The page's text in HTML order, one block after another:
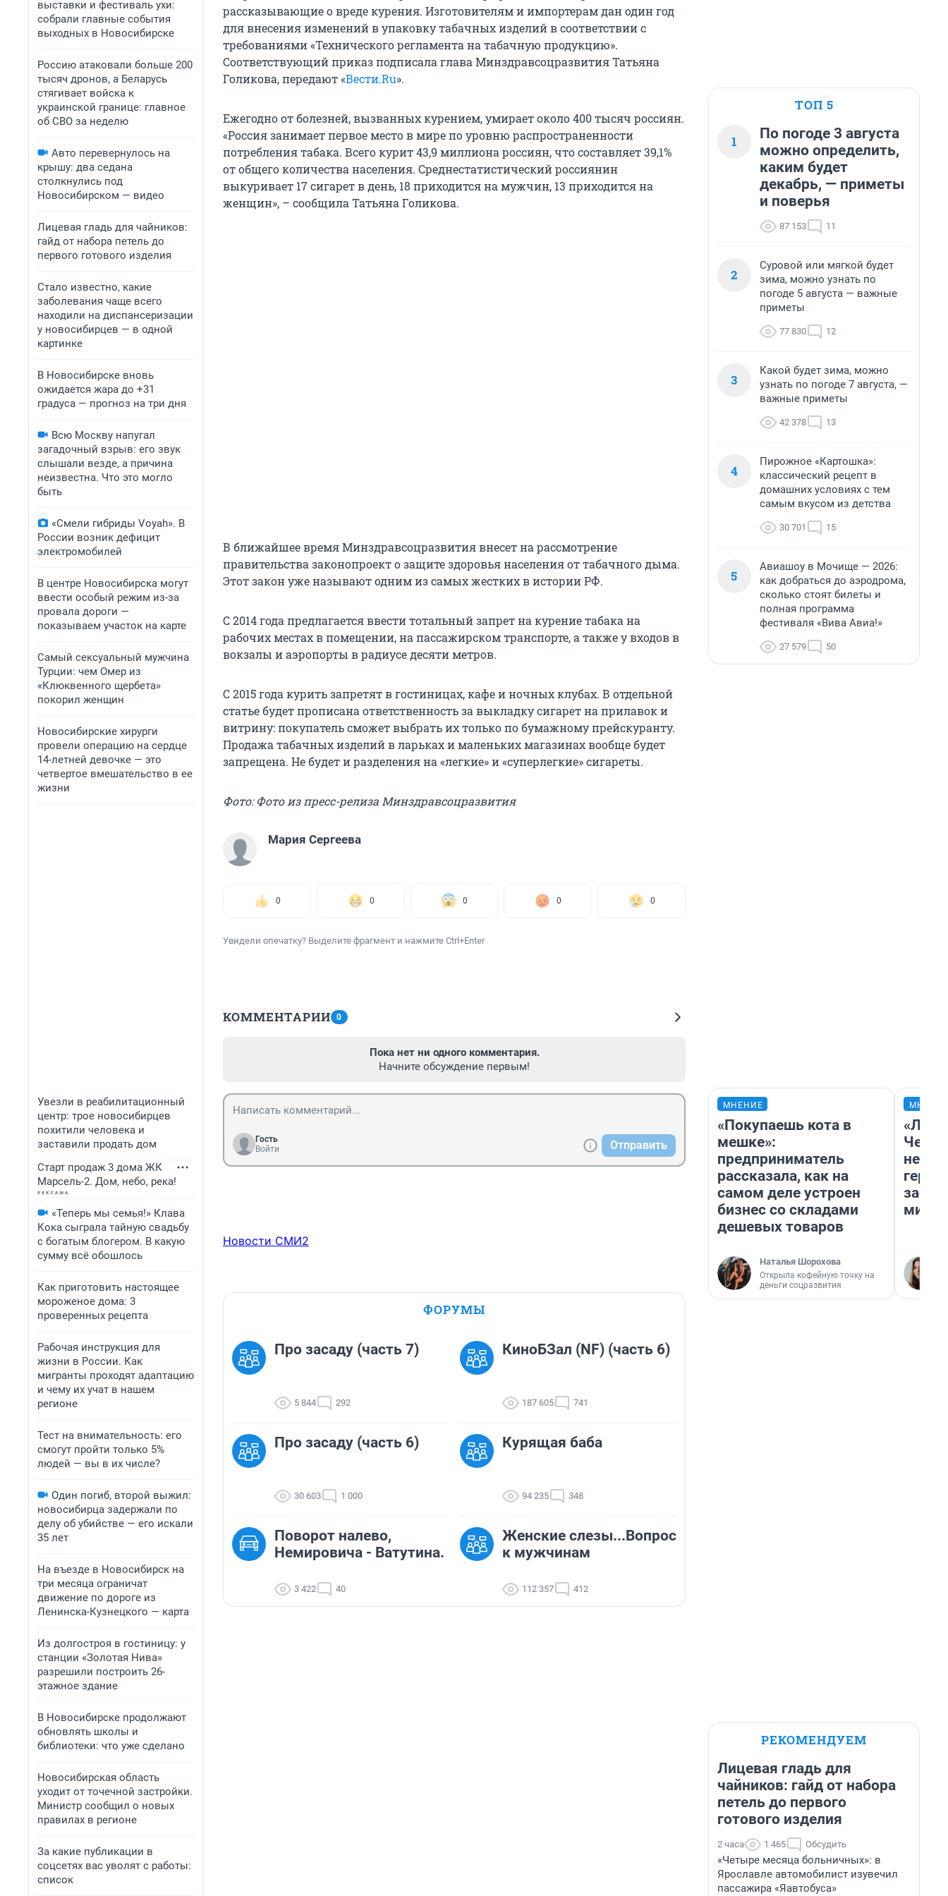
выставки и фестиваль ухи:
собрали главные события
выходных в Новосибирске
Россию атаковали больше 200
тысяч дронов, а Беларусь
стягивает войска к
украинской границе: главное
об СВО за неделю
Авто перевернулось на
крышу: два седана
столкнулись под
Новосибирском — видео
Лицевая гладь для чайников:
гайд от набора петель до
первого готового изделия
Стало известно, какие
заболевания чаще всего
находили на диспансеризации
у новосибирцев — в одной
картинке
В Новосибирске вновь
ожидается жара до +31
градуса — прогноз на три дня
Всю Москву напугал
загадочный взрыв: его звук
слышали везде, а причина
неизвестна. Что это могло
быть
«Смели гибриды Voyah». В
России возник дефицит
электромобилей
В центре Новосибирска могут
ввести особый режим из-за
провала дороги —
показываем участок на карте
Самый сексуальный мужчина
Турции: чем Омер из
«Клюквенного щербета»
покорил женщин
Новосибирские хирурги
провели операцию на сердце
14-летней девочке — это
четвертое вмешательство в ее
жизни
Увезли в реабилитационный
центр: трое новосибирцев
похитили человека и
заставили продать дом
Старт продаж 3 дома ЖК
Марсель-2. Дом, небо, река!
«Теперь мы семья!» Клава
Кока сыграла тайную свадьбу
с богатым блогером. В какую
сумму всё обошлось
Как приготовить настоящее
мороженое дома: 3
проверенных рецепта
Рабочая инструкция для
жизни в России. Как
мигранты проходят адаптацию
и чему их учат в нашем
регионе
Тест на внимательность: его
смогут пройти только 5%
людей — вы в их числе?
Один погиб, второй выжил:
новосибирца задержали по
делу об убийстве — его искали
35 лет
На въезде в Новосибирск на
три месяца ограничат
движение по дороге из
Ленинска-Кузнецкого — карта
Из долгостроя в гостиницу: у
станции «Золотая Нива»
разрешили построить 26-
этажное здание
В Новосибирске продолжают
обновлять школы и
библиотеки: что уже сделано
Новосибирская область
уходит от точечной застройки.
Министр сообщил о новых
правилах в регионе
За какие публикации в
соцсетях вас уволят с работы:
список
рассказывающие о вреде курения. Изготовителям и импортерам дан один год
для внесения изменений в упаковку табачных изделий в соответствии с
требованиями «Технического регламента на табачную продукцию».
Соответствующий приказ подписала глава Минздравсоцразвития Татьяна
Голикова, передают «Вести.Ru».
Ежегодно от болезней, вызванных курением, умирает около 400 тысяч россиян.
«Россия занимает первое место в мире по уровню распространенности
потребления табака. Всего курит 43,9 миллиона россиян, что составляет 39,1%
от общего количества населения. Среднестатистический россиянин
выкуривает 17 сигарет в день, 18 приходится на мужчин, 13 приходится на
женщин», – сообщила Татьяна Голикова.
В ближайшее время Минздравсоцразвития внесет на рассмотрение
правительства законопроект о защите здоровья населения от табачного дыма.
Этот закон уже называют одним из самых жестких в истории РФ.
С 2014 года предлагается ввести тотальный запрет на курение табака на
рабочих местах в помещении, на пассажирском транспорте, а также у входов в
вокзалы и аэропорты в радиусе десяти метров.
С 2015 года курить запретят в гостиницах, кафе и ночных клубах. В отдельной
статье будет прописана ответственность за выкладку сигарет на прилавок и
витрину: покупатель сможет выбрать их только по бумажному прейскуранту.
Продажа табачных изделий в ларьках и маленьких магазинах вообще будет
запрещена. Не будет и разделения на «легкие» и «суперлегкие» сигареты.
Фото: Фото из пресс-релиза Минздравсоцразвития
Мария Сергеева
0 0 0 0 0
Увидели опечатку? Выделите фрагмент и нажмите Ctrl+Enter
КОММЕНТАРИИ 0
Пока нет ни одного комментария.
Начните обсуждение первым!
Гость
Войти
Отправить
Новости СМИ2
ФОРУМЫ
Про засаду (часть 7)
5 844 292
КиноБЗал (NF) (часть 6)
187 605 741
Про засаду (часть 6)
30 603 1 000
Курящая баба
94 235 348
Поворот налево,
Немировича - Ватутина.
3 422 40
Женские слезы...Вопрос
к мужчинам
112 357 412
ТОП 5
1
По погоде 3 августа
можно определить,
каким будет
декабрь, — приметы
и поверья
87 153 11
2
Суровой или мягкой будет
зима, можно узнать по
погоде 5 августа — важные
приметы
77 830 12
3
Какой будет зима, можно
узнать по погоде 7 августа, —
важные приметы
42 378 13
4
Пирожное «Картошка»:
классический рецепт в
домашних условиях с тем
самым вкусом из детства
30 701 15
5
Авиашоу в Мочище — 2026:
как добраться до аэродрома,
сколько стоят билеты и
полная программа
фестиваля «Вива Авиа!»
27 579 50
МНЕНИЕ
«Покупаешь кота в
мешке»:
предприниматель
рассказала, как на
самом деле устроен
бизнес со складами
дешевых товаров
Наталья Шорохова
Открыла кофейную точку на
деньги соцразвития
Чем
герои
РЕКОМЕНДУЕМ
Лицевая гладь для
чайников: гайд от набора
петель до первого
готового изделия
2 часа 1 465 Обсудить
«Четыре месяца больничных»: в
Ярославле автомобилист изувечил
пассажира «Яавтобуса»